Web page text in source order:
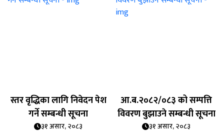
स्तर वृद्धिका लागि निवेदन पेश
गर्ने सम्बन्धी सूचना
३१ असार, २०८३
आ.ब.२०८२/०८३ को सम्पत्ति
विवरण बुझाउने सम्बन्धी सूचना
३१ असार, २०८३